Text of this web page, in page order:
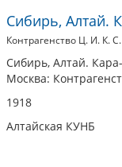
Сибирь, Алтай.
Контрагенство Ц. И. К.
Сибирь, Алтай.
Москва:
1918
Алтайская КУНБ